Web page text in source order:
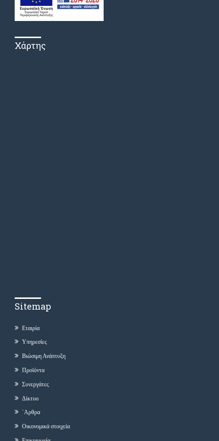
Χάρτης
Sitemap
Εταιρία
Υπηρεσίες
Βιώσιμη Ανάπτυξη
Προϊόντα
Συνεργάτες
Δίκτυο
΄Αρθρα
Οικονομικά στοιχεία